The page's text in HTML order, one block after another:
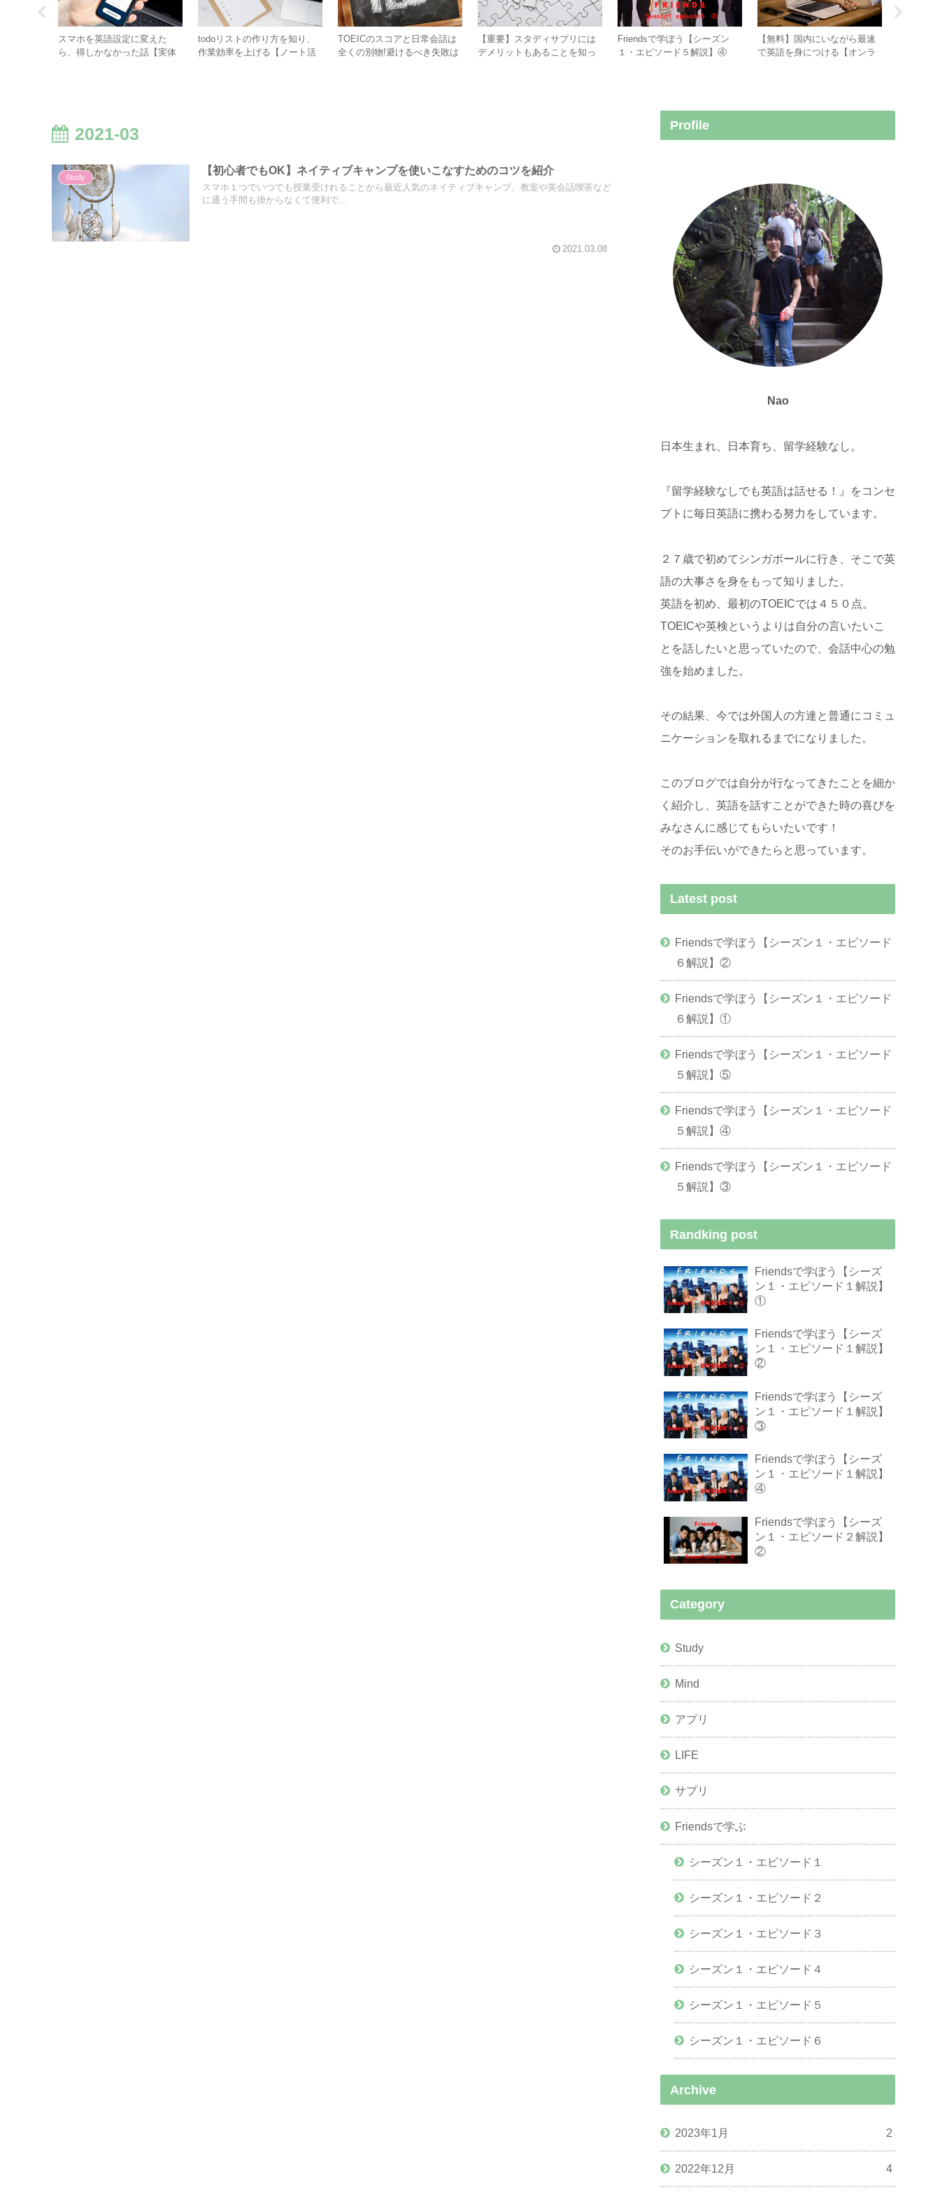
スマホを英語設定に変えた
ら、得しかなかった話【実体
todoリストの作り方を知り、
作業効率を上げる【ノート活
TOEICのスコアと日常会話は
全くの別物!避けるべき失敗は
【重要】スタディサプリには
デメリットもあることを知っ
Friendsで学ぼう【シーズン
１・エピソード５解説】④
【無料】国内にいながら最速
で英語を身につける【オンラ
2021-03
Study
【初心者でもOK】ネイティブキャンプを使いこなすためのコツを紹介
スマホ１つでいつでも授業受けれることから最近人気のネイティブキャンプ、教室や英会話喫茶など
に通う手間も掛からなくて便利で...
2021.03.08
Profile
Nao
日本生まれ、日本育ち、留学経験なし。
『留学経験なしでも英語は話せる！』をコンセ
プトに毎日英語に携わる努力をしています。
２７歳で初めてシンガポールに行き、そこで英
語の大事さを身をもって知りました。
英語を初め、最初のTOEICでは４５０点。
TOEICや英検というよりは自分の言いたいこ
とを話したいと思っていたので、会話中心の勉
強を始めました。
その結果、今では外国人の方達と普通にコミュ
ニケーションを取れるまでになりました。
このブログでは自分が行なってきたことを細か
く紹介し、英語を話すことができた時の喜びを
みなさんに感じてもらいたいです！
そのお手伝いができたらと思っています。
Latest post
Friendsで学ぼう【シーズン１・エピソード
６解説】②
Friendsで学ぼう【シーズン１・エピソード
６解説】①
Friendsで学ぼう【シーズン１・エピソード
５解説】⑤
Friendsで学ぼう【シーズン１・エピソード
５解説】④
Friendsで学ぼう【シーズン１・エピソード
５解説】③
Randking post
Friendsで学ぼう【シーズ
ン１・エピソード１解説】
①
Friendsで学ぼう【シーズ
ン１・エピソード１解説】
②
Friendsで学ぼう【シーズ
ン１・エピソード１解説】
③
Friendsで学ぼう【シーズ
ン１・エピソード１解説】
④
Friendsで学ぼう【シーズ
ン１・エピソード２解説】
②
Category
Study
Mind
アプリ
LIFE
サプリ
Friendsで学ぶ
シーズン１・エピソード１
シーズン１・エピソード２
シーズン１・エピソード３
シーズン１・エピソード４
シーズン１・エピソード５
シーズン１・エピソード６
Archive
2023年1月 2
2022年12月 4